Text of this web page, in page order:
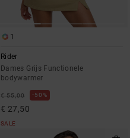
1
Rider
Dames Grijs Functionele
bodywarmer
€ 55,00 50%
€ 27,50
SALE